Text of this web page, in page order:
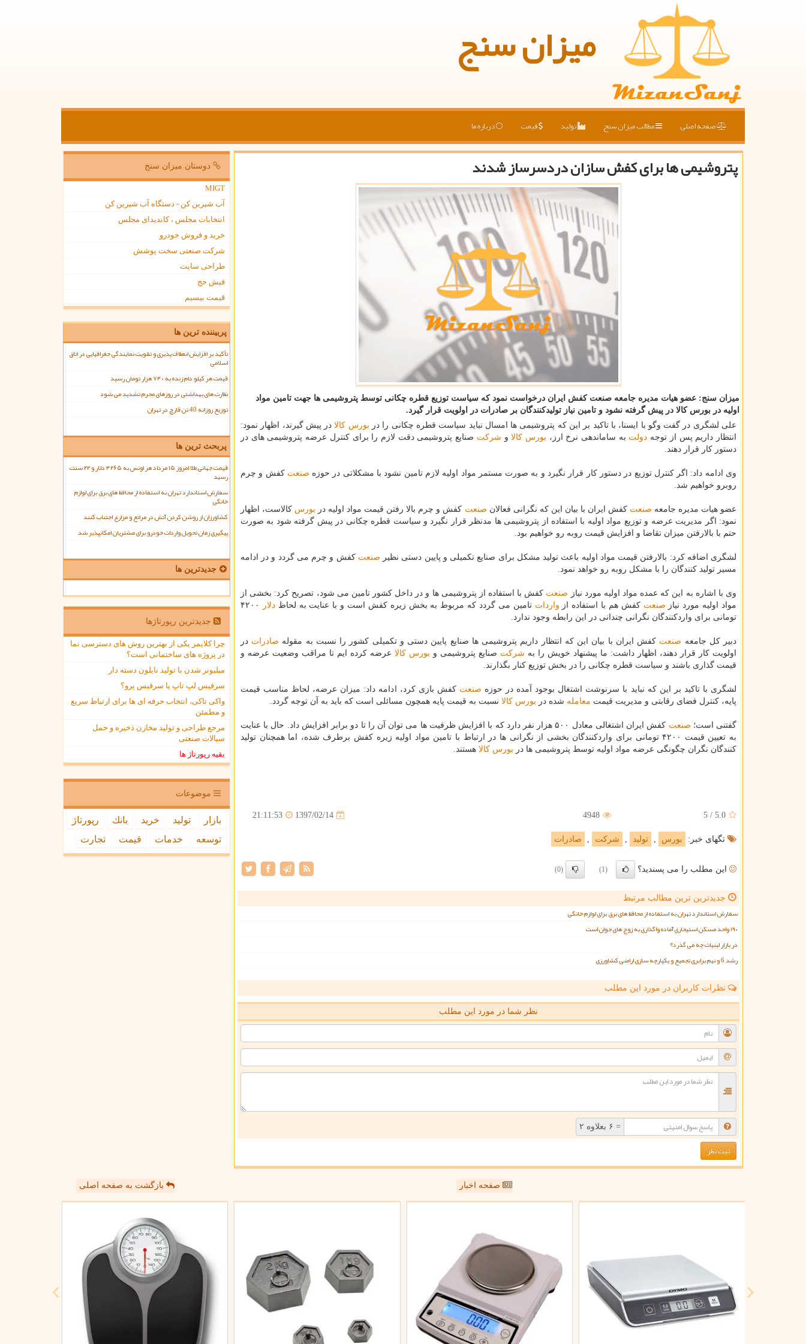
میزان سنج
صفحه اصلی مطالب میزان سنج تولید قیمت درباره ما
پتروشیمی ها برای كفش سازان دردسرساز شدند
میزان سنج: عضو هیات مدیره جامعه صنعت كفش ایران درخواست نمود كه سیاست توزیع قطره چكانی توسط پتروشیمی ها جهت تامین مواد
اولیه در بورس كالا در پیش گرفته نشود و تامین نیاز تولیدكنندگان بر صادرات در اولویت قرار گیرد.
علی لشگری در گفت وگو با ایسنا، با تاكید بر این كه پتروشیمی ها امسال نباید سیاست قطره چكانی را در بورس كالادر پیش گیرند، اظهار نمود:
انتظار داریم پس از توجه دولت به ساماندهی نرخ ارز، بورس كالاو شركت صنایع پتروشیمی دقت لازم را برای كنترل عرضه پتروشیمی های در
دستور كار قرار دهند.
وی ادامه داد: اگر كنترل توزیع در دستور كار قرار نگیرد و به صورت مستمر مواد اولیه لازم تامین نشود با مشكلاتی در حوزه صنعت كفش و چرم
روبرو خواهیم شد.
عضو هیات مدیره جامعه صنعت كفش ایران با بیان این كه نگرانی فعالان صنعت كفش و چرم بالا رفتن قیمت مواد اولیه در بورس كالاست، اظهار
نمود: اگر مدیریت عرضه و توزیع مواد اولیه با استفاده از پتروشیمی ها مدنظر قرار نگیرد و سیاست قطره چكانی در پیش گرفته شود به صورت
حتم با بالارفتن میزان تقاضا و افزایش قیمت روبه رو خواهیم بود.
لشگری اضافه كرد: بالارفتن قیمت مواد اولیه باعث تولید مشكل برای صنایع تكمیلی و پایین دستی نظیر صنعت كفش و چرم می گردد و در ادامه
مسیر تولید كنندگان را با مشكل روبه رو خواهد نمود.
وی با اشاره به این كه عمده مواد اولیه مورد نیاز صنعت كفش با استفاده از پتروشیمی ها و در داخل كشور تامین می شود، تصریح كرد: بخشی از
مواد اولیه مورد نیاز صنعت كفش هم با استفاده از واردات تامین می گردد كه مربوط به بخش زیره كفش است و با عنایت به لحاظدلار
۴۲۰۰
تومانی برای واردكنندگان نگرانی چندانی در این رابطه وجود ندارد.
دبیر كل جامعه صنعت كفش ایران با بیان این كه انتظار داریم پتروشیمی ها صنایع پایین دستی و تكمیلی كشور را نسبت به مقوله صادرات در
اولویت كار قرار دهند، اظهار داشت: ما پیشنهاد خویش را به شركت صنایع پتروشیمی و بورس كالا عرضه كرده ایم تا مراقب وضعیت عرضه و
قیمت گذاری باشند و سیاست قطره چكانی را در بخش توزیع كنار بگذارند.
لشگری با تاكید بر این كه نباید با سرنوشت اشتغال بوجود آمده در حوزه صنعت كفش بازی كرد، ادامه داد: میزان عرضه، لحاظ مناسب قیمت
پایه، كنترل فضای رقابتی و مدیریت قیمت معامله شده در بورس كالا نسبت به قیمت پایه همچون مسائلی است كه باید به آن توجه گردد.
گفتنی است؛ صنعت
كفش ایران اشتغالی معادل ۵۰۰ هزار نفر دارد كه با افزایش ظرفیت ها می توان آن را تا دو برابر افزایش داد. حال با عنایت
به تعیین قیمت ۴۲۰۰ تومانی برای واردكنندگان بخشی از نگرانی ها در ارتباط با تامین مواد اولیه زیره كفش برطرف شده، اما همچنان تولید
كنندگان نگران چگونگی عرضه مواد اولیه توسط پتروشیمی ها در بورس كالا هستند.
5.0
/
5
4948
1397/02/14
21:11:53
تگهای خبر: بورس , تولید , شركت , صادرات
این مطلب را می پسندید؟ (1)
(0)
جدیدترین ترین مطالب مرتبط
سفارش استاندارد تهران به استفاده از محافظ های برق برای لوازم خانگی
۱۹۰ واحد مسکن استیجاری آماده واگذاری به زوج های جوان است
در بازار لبنیات چه می گذرد؟
رشد 6 و نیم برابری تجمیع و یکپارچه سازی اراضی کشاورزی
نظرات کاربران در مورد این مطلب
نظر شما در مورد این مطلب
= ۶ بعلاوه ۲
دوستان میزان سنج
MIGT
آب شیرین کن - دستگاه آب شیرین کن
انتخابات مجلس ، کاندیدای مجلس
خرید و فروش خودرو
شرکت صنعتی سخت پوشش
طراحی سایت
فیش حج
قیمت بیسیم
پربیننده ترین ها
تأکید بر افزایش انعطاف پذیری و تقویت نمایندگی جغرافیایی در اتاق
اسلامی
قیمت هر کیلو دام زنده به ۷۴۰ هزار تومان رسید
نظارت های بهداشتی در روزهای محرم تشدید می شود
توزیع روزانه 40 تن قارچ در تهران
پربحث ترین ها
قیمت جهانی طلا امروز ۱۵ مرداد هر اونس به ۴۲۶۵ دلار و ۲۲ سنت
رسید
سفارش استاندارد تهران به استفاده از محافظ های برق برای لوازم
خانگی
کشاورزان از روشن کردن آتش در مراتع و مزارع اجتناب کنند
پیگیری زمان تحویل واردات خودرو برای مشتریان امکانپذیر شد
جدیدترین ها
جدیدترین رپورتاژها
چرا کلایمر یکی از بهترین روش های دسترسی نما
در پروژه های ساختمانی است؟
میلیونر شدن با تولید نایلون دسته دار
سرفیس لپ تاپ یا سرفیس پرو؟
واکی تاکی، انتخاب حرفه ای ها برای ارتباط سریع
و مطمئن
مرجع طراحی و تولید مخازن ذخیره و حمل
سیالات صنعتی
بقیه رپورتاژ ها
موضوعات
بازار تولید خرید بانك
رپورتاژ
توسعه
خدمات قیمت تجارت
صفحه اخبار بازگشت به صفحه اصلی